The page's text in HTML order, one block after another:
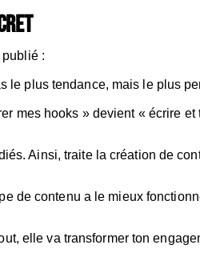
:
le plus tendance, mais le plus
mes hooks » devient « écrire et
Ainsi, traite la création de
de contenu a le mieux
elle va transformer ton